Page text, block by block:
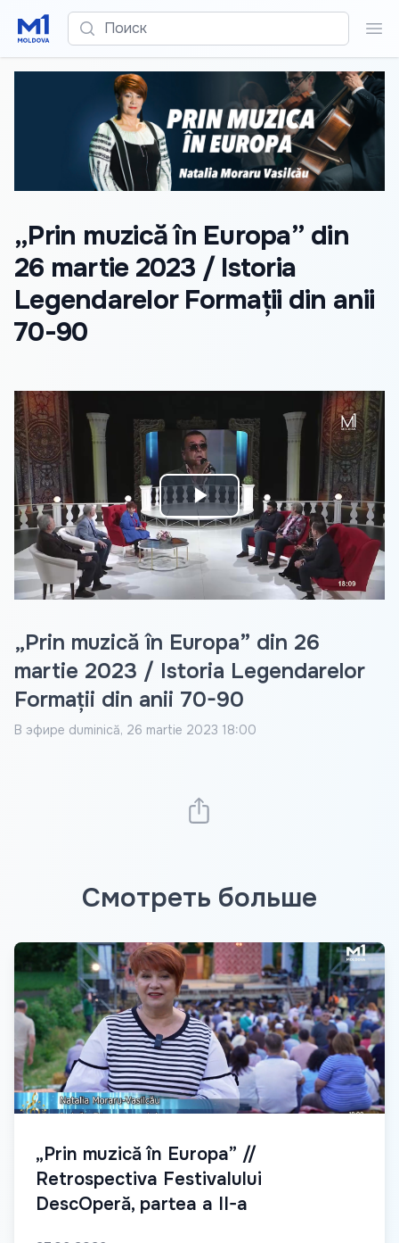
Поиск
„Prin muzică în Europa” din
26 martie 2023 / Istoria
Legendarelor Formații din anii
70-90
Play
Video
„Prin muzică în Europa” din 26
martie 2023 / Istoria Legendarelor
Formații din anii 70-90
В эфире duminică, 26 martie 2023 18:00
Смотреть больше
„Prin muzică în Europa” //
Retrospectiva Festivalului
DescOperă, partea a II-a